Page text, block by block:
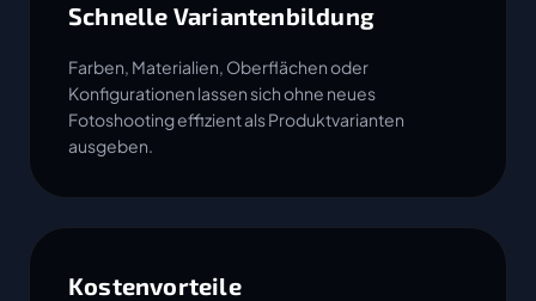
Schnelle Variantenbildung
Farben, Materialien, Oberflächen oder
Konfigurationen lassen sich ohne neues
Fotoshooting effizient als Produktvarianten
ausgeben.
Kostenvorteile